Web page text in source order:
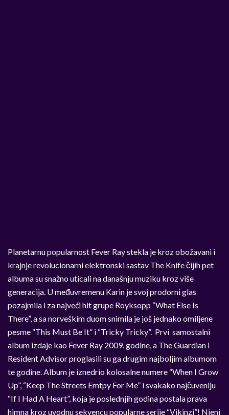
Planetarnu popularnost Fever Ray stekla je kroz obožavani i
krajnje revolucionarni elektronski sastav The Knife čijih pet
albuma su snažno uticali na današnju muziku kroz više
generacija. U međuvremenu Karin je svoj prodorni glas
pozajmila i za najveći hit grupe Royksopp “What Else Is
There”, a sa norveškim duom snimila je još jednako omiljene
pesme “This Must Be It” i “Tricky Tricky”. Prvi samostalni
album izdaje kao Fever Ray 2009. godine, a The Guardian i
Resident Advisor proglasili su ga drugim najboljim albumom
te godine. Album je iznedrio kolosalne numere “When I Grow
Up”, “Keep The Streets Emtpy For Me” i svakako najčuveniju
“If I Had A Heart”, koja je poslednjih godina postala prava
himna kroz uvodnu sekvencu popularne serije “Vikinzi”! Njeni